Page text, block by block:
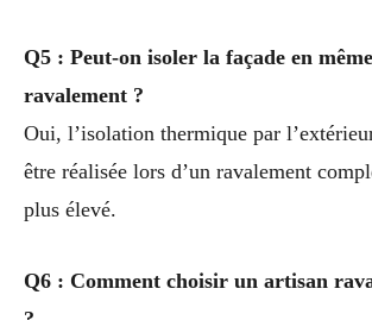
Q5 : Peut-on isoler la façade en
ravalement ?
Oui, l’isolation thermique par
être réalisée lors d’un ravalement
plus élevé.
Q6 : Comment choisir un artisan